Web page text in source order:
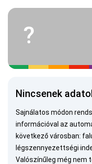
?
Nincsenek
Sajnálatos módon
információval az
következő városban:
légszennyezettségi
Valószínűleg még nem